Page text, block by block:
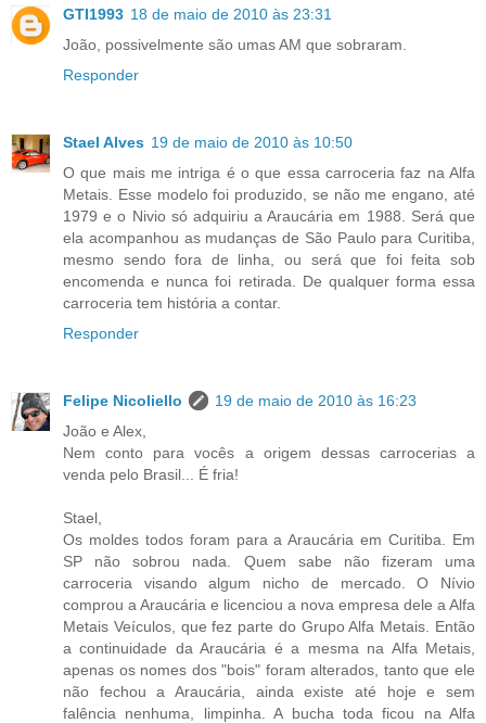
GTI1993 18 de maio de 2010 às 23:31
João, possivelmente são umas AM que sobraram.
Responder
Stael Alves 19 de maio de 2010 às 10:50
O que mais me intriga é o que essa carroceria faz na Alfa
Metais. Esse modelo foi produzido, se não me engano, até
1979 e o Nivio só adquiriu a Araucária em 1988. Será que
ela acompanhou as mudanças de São Paulo para Curitiba,
mesmo sendo fora de linha, ou será que foi feita sob
encomenda e nunca foi retirada. De qualquer forma essa
carroceria tem história a contar.
Responder
Felipe Nicoliello
19 de maio de 2010 às 16:23
João e Alex,
Nem conto para vocês a origem dessas carrocerias a
venda pelo Brasil... É fria!
Stael,
Os moldes todos foram para a Araucária em Curitiba. Em
SP não sobrou nada. Quem sabe não fizeram uma
carroceria visando algum nicho de mercado. O Nívio
comprou a Araucária e licenciou a nova empresa dele a Alfa
Metais Veículos, que fez parte do Grupo Alfa Metais. Então
a continuidade da Araucária é a mesma na Alfa Metais,
apenas os nomes dos "bois" foram alterados, tanto que ele
não fechou a Araucária, ainda existe até hoje e sem
falência nenhuma, limpinha. A bucha toda ficou na Alfa